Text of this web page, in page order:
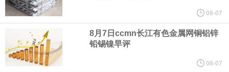
纽约期银日内涨3%，现报63.45美元/盎司。
现货白银突破63美元/盎司，日内涨2.63%。
英国7月Halifax季调后房价指数月率 0%，预期0.1%，前值0.2%
08-07
8月7日ccmn长江有色金属网铜铝锌
铅锡镍早评
08-07